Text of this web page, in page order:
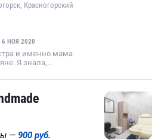
Красногорский
НОЯ 2020
и именно мама
Я знала,…
— 900 руб.